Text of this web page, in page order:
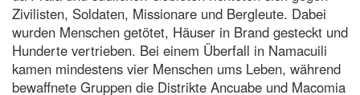
Zivilisten, Soldaten, Missionare und Bergleute. Dabei
wurden Menschen getötet, Häuser in Brand gesteckt und
Hunderte vertrieben. Bei einem Überfall in Namacuili
kamen mindestens vier Menschen ums Leben, während
bewaffnete Gruppen die Distrikte Ancuabe und Macomia